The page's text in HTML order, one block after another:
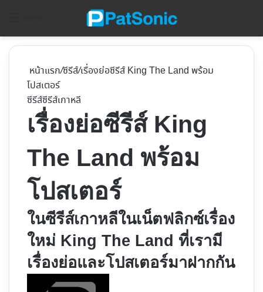
หน้าแรก/ซีรีส์/เรื่องย่อซีรีส์ King The Land พร้อม
โปสเตอร์
ซีรีส์ซีรีส์เกาหลี
เรื่องย่อซีรีส์ King
The Land พร้อม
โปสเตอร์
ในซีรีส์เกาหลีในเน็ตฟลิกซ์เรื่อง
ใหม่ King The Land ที่เรามี
เรื่องย่อและโปสเตอร์มาฝากกัน